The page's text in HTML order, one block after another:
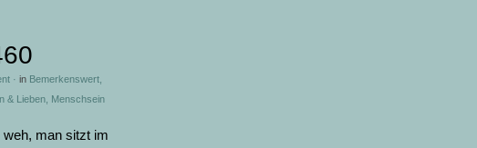
· in Bemerkenswert
& Lieben Menschsein
man sitzt im